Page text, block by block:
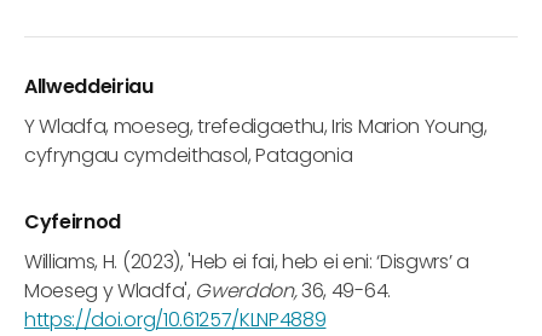
Allweddeiriau
Y Wladfa, moeseg, trefedigaethu, Iris Marion Young,
cyfryngau cymdeithasol, Patagonia
Cyfeirnod
Williams, H. (2023), 'Heb ei fai, heb ei eni: ‘Disgwrs’ a
Moeseg y Wladfa', Gwerddon,36, 49-64.
https://doi.org/10.61257/KLNP4889